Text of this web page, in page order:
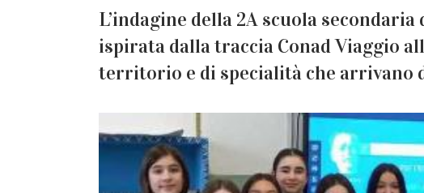
L’indagine della 2A scuola
ispirata dalla traccia Conad Viaggio
territorio e di specialità che arrivano